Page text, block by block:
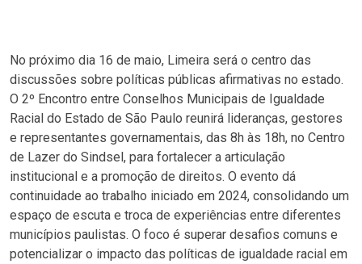
No próximo dia 16 de maio, Limeira será o centro das
discussões sobre políticas públicas afirmativas no estado.
O 2º Encontro entre Conselhos Municipais de Igualdade
Racial do Estado de São Paulo reunirá lideranças, gestores
e representantes governamentais, das 8h às 18h, no Centro
de Lazer do Sindsel, para fortalecer a articulação
institucional e a promoção de direitos. O evento dá
continuidade ao trabalho iniciado em 2024, consolidando um
espaço de escuta e troca de experiências entre diferentes
municípios paulistas. O foco é superar desafios comuns e
potencializar o impacto das políticas de igualdade racial em